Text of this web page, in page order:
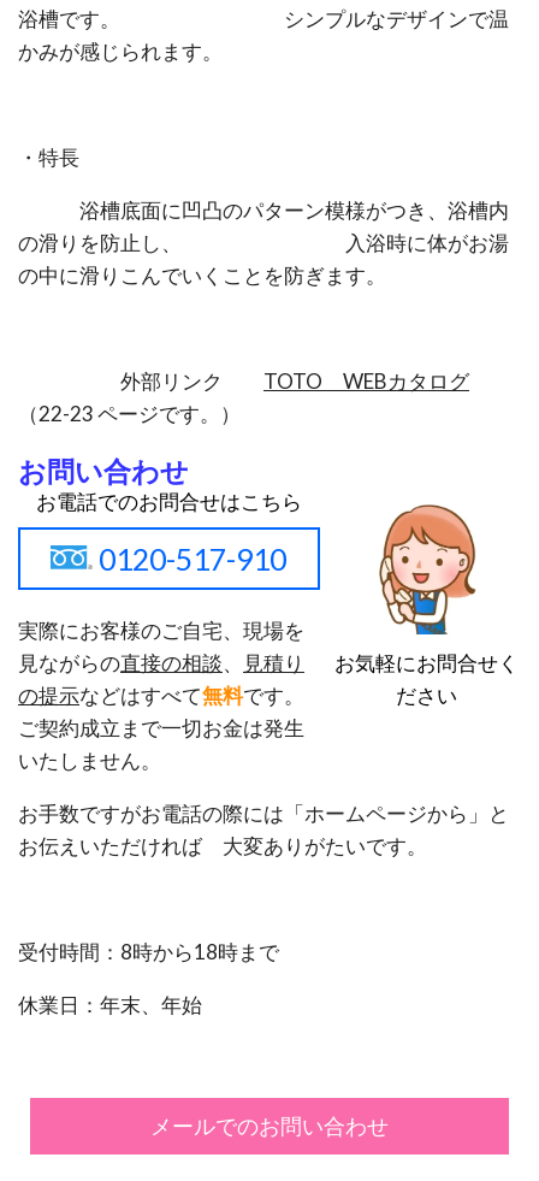
浴槽です。 シンプルなデザインで温
かみが感じられます。
・特長
浴槽底面に凹凸のパターン模様がつき、浴槽内
の滑りを防止し、 入浴時に体がお湯
の中に滑りこんでいくことを防ぎます。
外部リンク TOTO WEBカタログ
（22-23 ページです。）
お問い合わせ
お気軽にお問合せく
ださい
お電話でのお問合せはこちら
0120-517-910
実際にお客様のご自宅、現場を
見ながらの直接の相談、
見積り
の提示などはすべて無料です。
ご契約成立まで一切お金は発生
いたしません。
お手数ですがお電話の際には「ホームページから」と
お伝えいただければ 大変ありがたいです。
受付時間：8時から18時まで
休業日：年末、年始
メールでのお問い合わせ